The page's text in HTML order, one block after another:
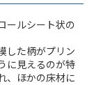
ールシート状の
した柄がプリン
に見えるのが特
、ほかの床材に